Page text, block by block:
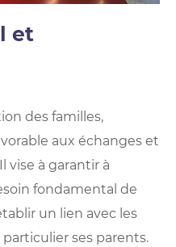
et
des familles,
aux échanges et
vise à garantir à
fondamental de
un lien avec les
ses parents.